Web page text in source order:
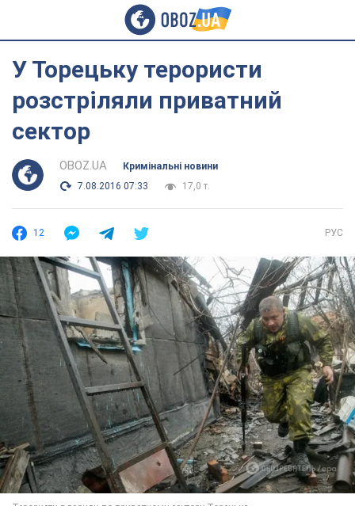
У Торецьку терористи
розстріляли приватний
сектор
OBOZ.UA
Кримінальні новини
7.08.2016 07:33
17,0 т.
12 РУС